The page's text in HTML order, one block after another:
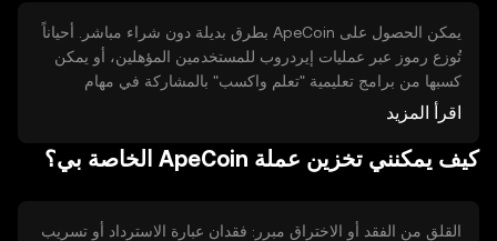
يمكن الحصول على ApeCoin بطرق بديلة دون شراء مباشر. أحياناً
تُوزع رموز عبر عمليات إيردروب للمستخدمين المؤهلين، أو يمكن
كسبها من برامج تعليمية "تعلم واكسب" بالمشاركة في مهام
تعليمية. قد تكافئ بعض بروتوكولات السيولة ومزودو السيولة
تنفيذ مهام داخل المنصة. كل طريقة لها متطلبات جهد ومخاطر مثل
اقرأ المزيد
كيف يمكنني تخزين عملة ApeCoin الخاصة بي؟
القلق من الفقد أو الاختراق مبرر: فقدان عبارة الاسترداد أو تسريب